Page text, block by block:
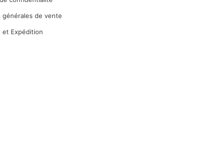
générales de vente
et Expédition